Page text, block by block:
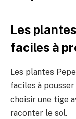
Les
faciles à
Les plantes
faciles à
choisir une tige
raconter le sol.